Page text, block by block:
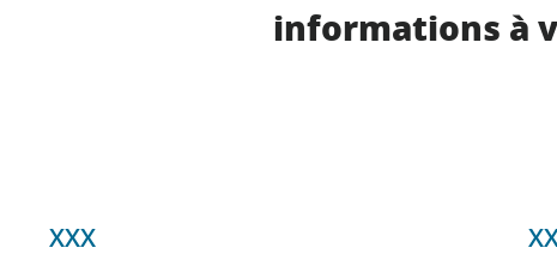
informations à
XXX